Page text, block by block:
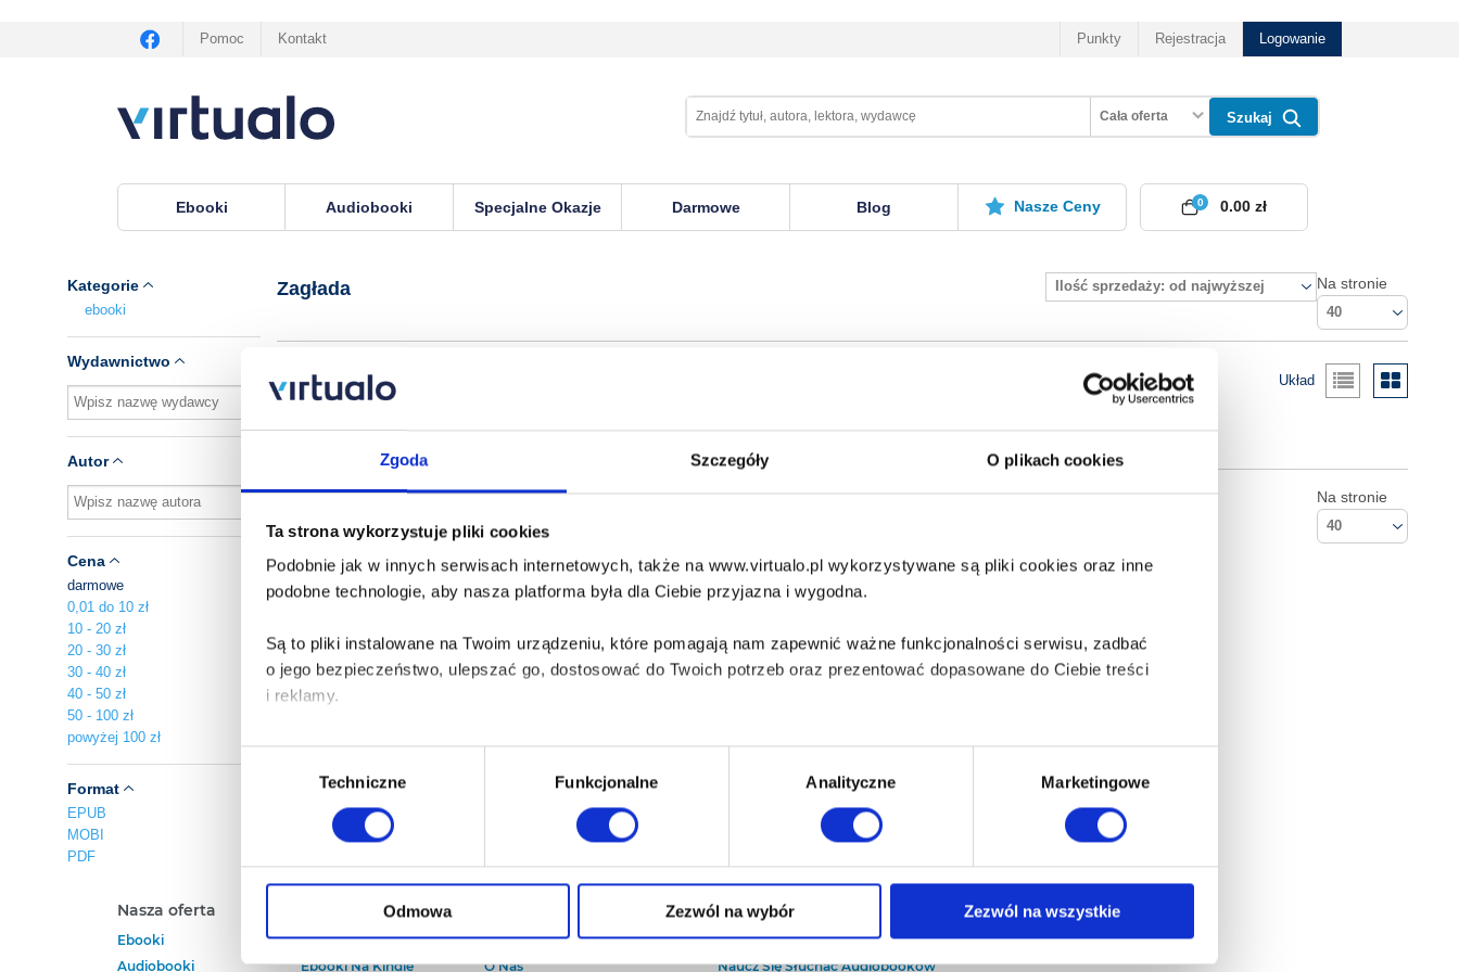
Zgoda Szczegóły O plikach cookies
Ta strona wykorzystuje pliki cookies
Podobnie jak w innych serwisach internetowych, także na www.virtualo.pl wykorzystywane są pliki cookies oraz inne
podobne technologie, aby nasza platforma była dla Ciebie przyjazna i wygodna.
Są to pliki instalowane na Twoim urządzeniu, które pomagają nam zapewnić ważne funkcjonalności serwisu, zadbać
o jego bezpieczeństwo, ulepszać go, dostosować do Twoich potrzeb oraz prezentować dopasowane do Ciebie treści
i reklamy.
Poza plikami, które są nam niezbędne do prawidłowego i bezpiecznego działania serwisu - są także takie, które wymagają
Twojej zgody.
Każda udzielona zgoda poprawi Twoje doświadczenia jeśli jesteś naszym Użytkownikiem.
Techniczne Funkcjonalne Analityczne Marketingowe
Odmowa Zezwól na wybór Zezwól na wszystkie
Pomoc Kontakt Punkty Rejestracja Logowanie
Cała oferta Szukaj
Ebooki Audiobooki Specjalne Okazje Darmowe Blog Nasze Ceny 0
0.00 zł
Kategorie
ebooki
Wydawnictwo
Autor
Cena
darmowe
0,01 do 10 zł
10 - 20 zł
20 - 30 zł
30 - 40 zł
40 - 50 zł
50 - 100 zł
powyżej 100 zł
Format
EPUB
MOBI
PDF
Zagłada Ilość sprzedaży: od najwyższej Na stronie
40
Układ
Brak pozycji.
Na stronie
40
Nasza oferta
Ebooki
Audiobooki
Polecamy
Darmowe Ebooki
Ebooki Na Kindle
Kontakt
O Nas
Baza wiedzy
Który Format Ebooka Wybrać?
Naucz Się Słuchać Audiobooków
Kontakt
Empik S.A